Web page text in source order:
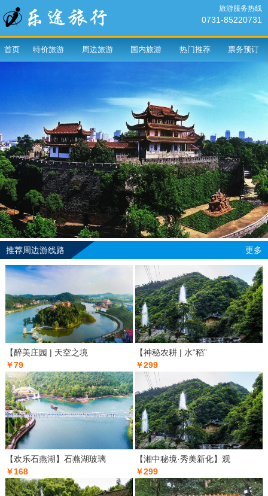
旅游服务热线
0731-85220731
首页 特价旅游 周边旅游 国内旅游 热门推荐 票务预订
推荐周边游线路 更多
【醉美庄园 | 天空之境
￥79
【神秘农耕 | 水“稻”
￥299
【欢乐石燕湖】石燕湖玻璃
￥168
【湘中秘境·秀美新化】观
￥299